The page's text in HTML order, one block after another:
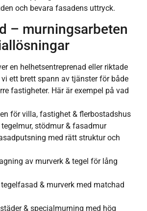
och bevara fasadens uttryck.
– murningsarbeten
en helhetsentreprenad eller riktade
ett brett spann av tjänster för både
fastigheter. Här är exempel på vad
för villa, fastighet & flerbostadshus
stödmur & fasadmur
med rätt struktur och
av murverk & tegel för lång
& murverk med matchad
& specialmurning med hög